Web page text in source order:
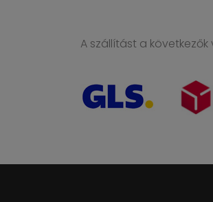
A szállítást a következők